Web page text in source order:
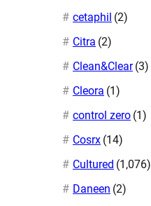
cetaphil (2)
Citra (2)
Clean&Clear (3)
Cleora (1)
control zero (1)
Cosrx (14)
Cultured (1,076)
Daneen (2)